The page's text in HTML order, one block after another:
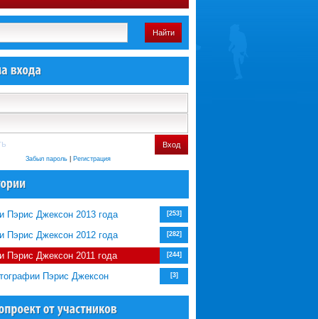
Найти
Вход
Забыл пароль Регистрация
Пэрис Джексон 2013 года [253]
Пэрис Джексон 2012 года [282]
Пэрис Джексон 2011 года [244]
Пэрис Джексон [3]